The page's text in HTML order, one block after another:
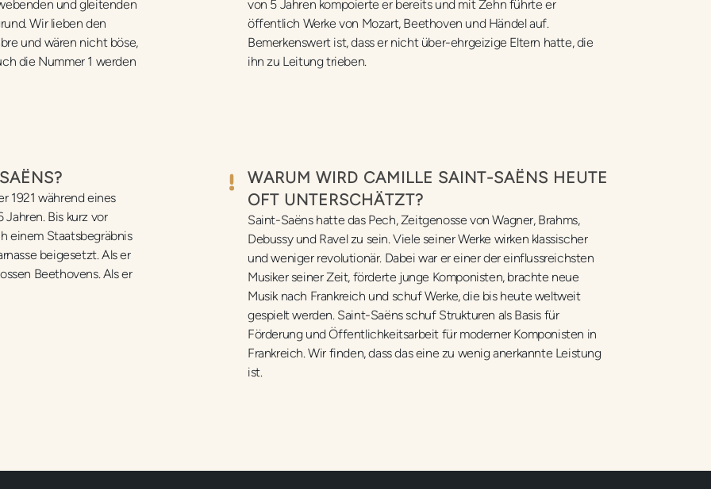
und gleitenden
Wir lieben den
und wären nicht böse,
die Nummer 1 werden
von 5 Jahren kompoierte er bereits und mit Zehn führte er
öffentlich Werke von Mozart, Beethoven und Händel auf.
Bemerkenswert ist, dass er nicht über-ehrgeizige Eltern hatte, die
ihn zu Leitung trieben.
1921 während eines
Bis kurz vor
einem Staatsbegräbnis
beigesetzt. Als er
Beethovens. Als er
WARUM WIRD CAMILLE SAINT-SAËNS HEUTE
OFT UNTERSCHÄTZT?
Saint-Saëns hatte das Pech, Zeitgenosse von Wagner, Brahms,
Debussy und Ravel zu sein. Viele seiner Werke wirken klassischer
und weniger revolutionär. Dabei war er einer der einflussreichsten
Musiker seiner Zeit, förderte junge Komponisten, brachte neue
Musik nach Frankreich und schuf Werke, die bis heute weltweit
gespielt werden. Saint-Saëns schuf Strukturen als Basis für
Förderung und Öffentlichkeitsarbeit für moderner Komponisten in
Frankreich. Wir finden, dass das eine zu wenig anerkannte Leistung
ist.